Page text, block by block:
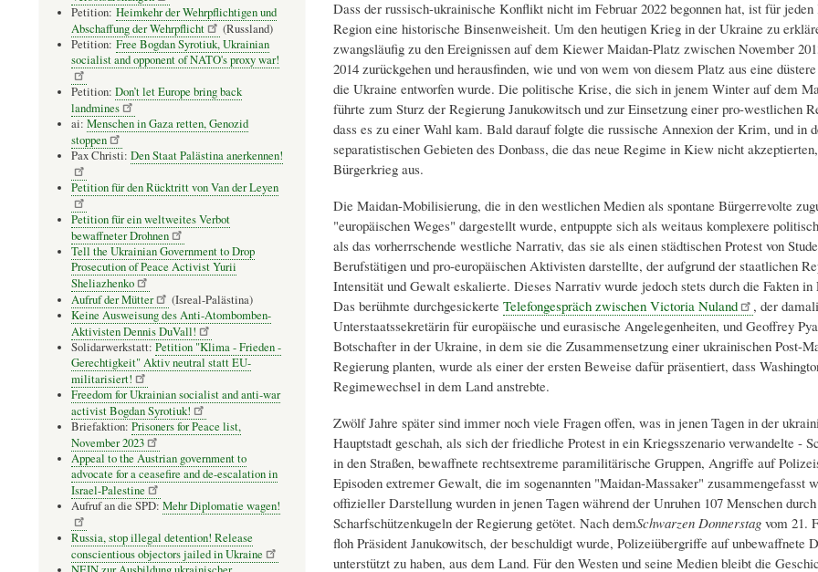
Dass der russisch-ukrainische Konflikt nicht im Februar 2022 begonnen hat, ist für jeden
Region eine historische Binsenweisheit. Um den heutigen Krieg in der Ukraine zu
zwangsläufig zu den Ereignissen auf dem Kiewer Maidan-Platz zwischen November
2014 zurückgehen und herausfinden, wie und von wem von diesem Platz aus eine
die Ukraine entworfen wurde. Die politische Krise, die sich in jenem Winter auf dem
führte zum Sturz der Regierung Janukowitsch und zur Einsetzung einer pro-westlichen
dass es zu einer Wahl kam. Bald darauf folgte die russische Annexion der Krim, und in
separatistischen Gebieten des Donbass, die das neue Regime in Kiew nicht
Bürgerkrieg aus.
Die Maidan-Mobilisierung, die in den westlichen Medien als spontane Bürgerrevolte
"europäischen Weges" dargestellt wurde, entpuppte sich als weitaus komplexere
als das vorherrschende westliche Narrativ, das sie als einen städtischen Protest von
Berufstätigen und pro-europäischen Aktivisten darstellte, der aufgrund der staatlichen
Intensität und Gewalt eskalierte. Dieses Narrativ wurde jedoch stets durch die Fakten in
Das berühmte durchgesickerte Telefongespräch zwischen Victoria Nuland
, der
Unterstaatssekretärin für europäische und eurasische Angelegenheiten, und Geoffrey
Botschafter in der Ukraine, in dem sie die Zusammensetzung einer ukrainischen Post-
Regierung planten, wurde als einer der ersten Beweise dafür präsentiert, dass
Regimewechsel in dem Land anstrebte.
Zwölf Jahre später sind immer noch viele Fragen offen, was in jenen Tagen in der
Hauptstadt geschah, als sich der friedliche Protest in ein Kriegsszenario verwandelte -
in den Straßen, bewaffnete rechtsextreme paramilitärische Gruppen, Angriffe auf
Episoden extremer Gewalt, die im sogenannten "Maidan-Massaker" zusammengefasst
offizieller Darstellung wurden in jenen Tagen während der Unruhen 107 Menschen durch
Scharfschützenkugeln der Regierung getötet. Nach demSchwarzen Donnerstagvom 21.
floh Präsident Janukowitsch, der beschuldigt wurde, Polizeiübergriffe auf unbewaffnete
unterstützt zu haben, aus dem Land. Für den Westen und seine Medien bleibt die
Petition: Heimkehr der Wehrpflichtigen und
Abschaffung der Wehrpflicht
(Russland)
Petition: Free Bogdan Syrotiuk, Ukrainian
socialist and opponent of NATO's proxy war!
Petition: Don’t let Europe bring back
landmines
ai: Menschen in Gaza retten, Genozid
stoppen
Pax Christi: Den Staat Palästina anerkennen!
Petition für den Rücktritt von Van der Leyen
Petition für ein weltweites Verbot
bewaffneter Drohnen
Tell the Ukrainian Government to Drop
Prosecution of Peace Activist Yurii
Sheliazhenko
Aufruf der Mütter
(Isreal-Palästina)
Keine Ausweisung des Anti-Atombomben-
Aktivisten Dennis DuVall!
Solidarwerkstatt: Petition "Klima - Frieden -
Gerechtigkeit" Aktiv neutral statt EU-
militarisiert!
Freedom for Ukrainian socialist and anti-war
activist Bogdan Syrotiuk!
Briefaktion: Prisoners for Peace list,
November 2023
Appeal to the Austrian government to
advocate for a ceasefire and de-escalation in
Israel-Palestine
Aufruf an die SPD: Mehr Diplomatie wagen!
Russia, stop illegal detention! Release
conscientious objectors jailed in Ukraine